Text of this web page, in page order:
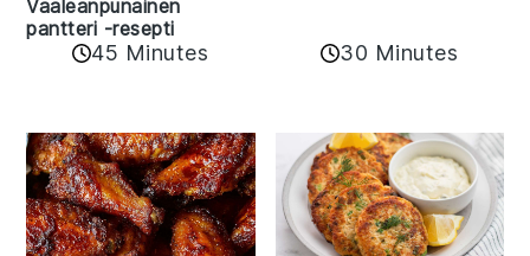
Vaaleanpunainen
pantteri -resepti
45 Minutes 30 Minutes